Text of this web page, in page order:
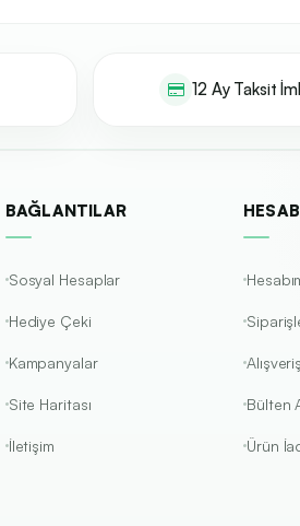
12 Ay Taksit
BAĞLANTILAR
Sosyal Hesaplar
Hediye Çeki
Kampanyalar
Site Haritası
İletişim
Bülten
Ürün